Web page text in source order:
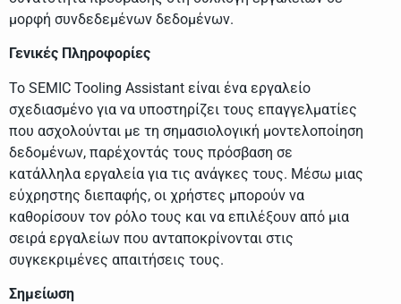
μορφή συνδεδεμένων δεδομένων.
Γενικές Πληροφορίες
Το SEMIC Tooling Assistant είναι ένα εργαλείο
σχεδιασμένο για να υποστηρίζει τους επαγγελματίες
που ασχολούνται με τη σημασιολογική μοντελοποίηση
δεδομένων, παρέχοντάς τους πρόσβαση σε
κατάλληλα εργαλεία για τις ανάγκες τους. Μέσω μιας
εύχρηστης διεπαφής, οι χρήστες μπορούν να
καθορίσουν τον ρόλο τους και να επιλέξουν από μια
σειρά εργαλείων που ανταποκρίνονται στις
συγκεκριμένες απαιτήσεις τους.
Σημείωση